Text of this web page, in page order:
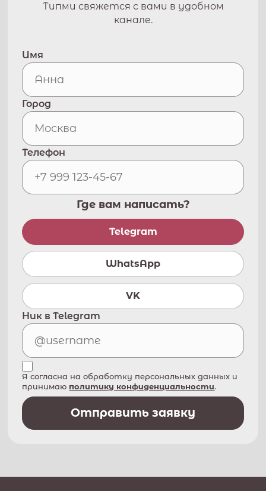
Типми свяжется с вами в удобном
канале.
Имя
Город
Телефон
Где вам написать?
Telegram
WhatsApp
VK
Ник в Telegram
Я согласна на обработку персональных данных и
принимаю политику конфиденциальности.
Отправить заявку